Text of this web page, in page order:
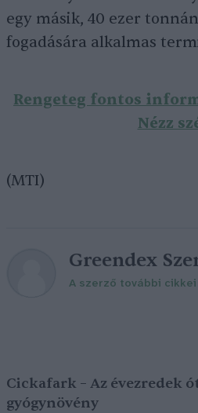
egy másik, 40 ezer
fogadására alkalmas
Rengeteg fontos
Nézz
(MTI)
Greendex
A szerző további cikkei
Cickafark – Az évezredek
gyógynövény